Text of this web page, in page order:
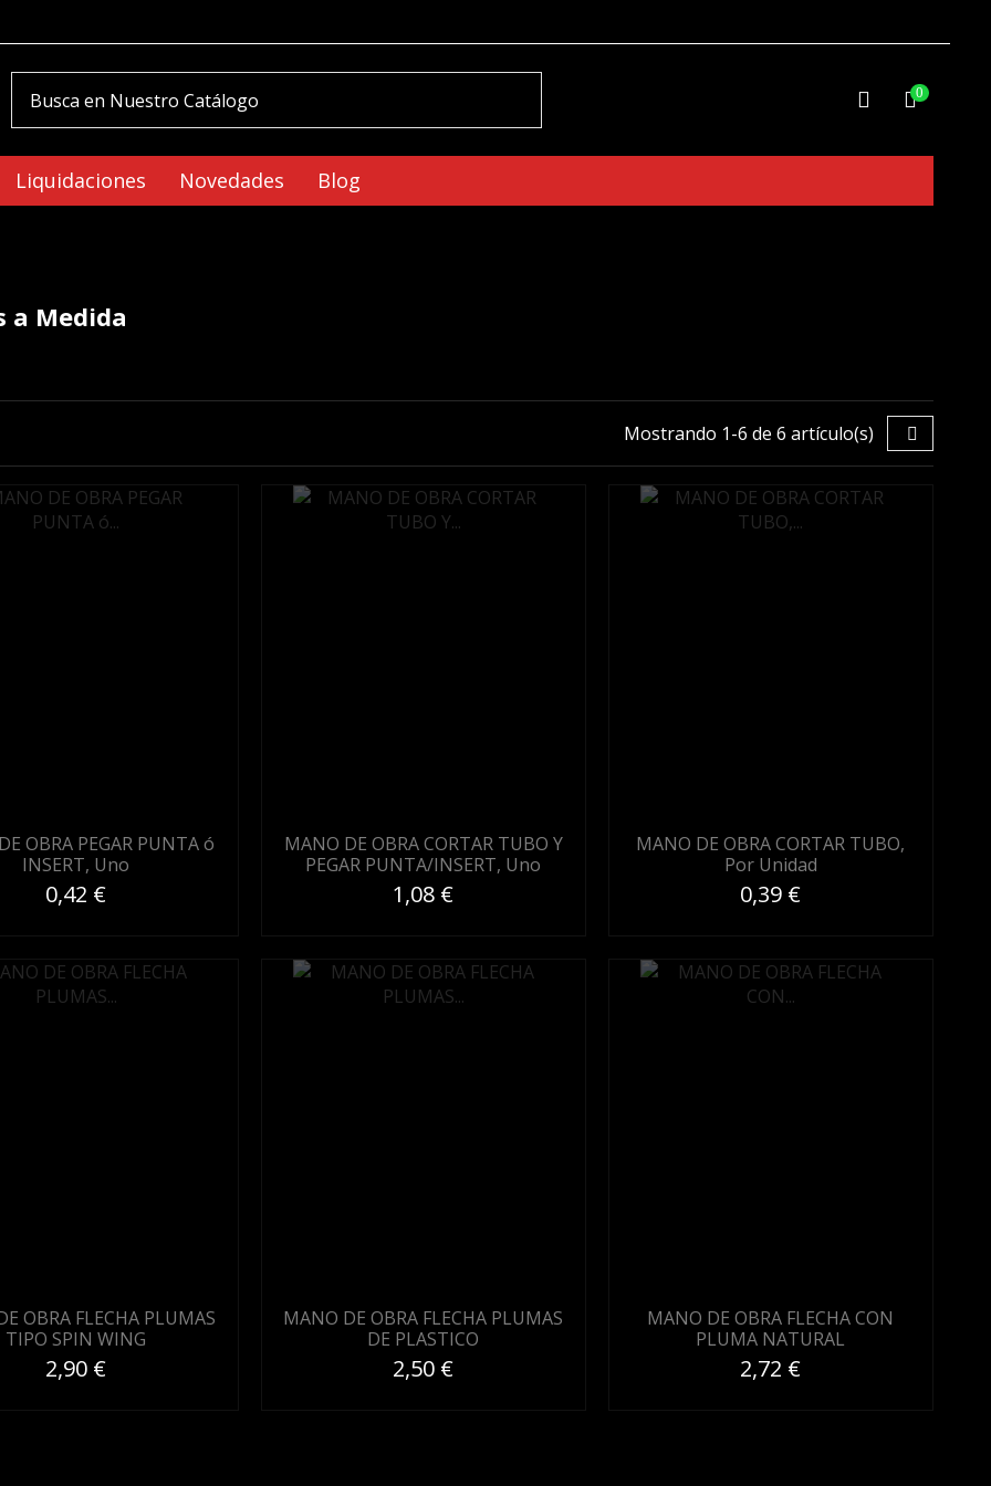
0
Liquidaciones Novedades Blog
a Medida
Mostrando 1-6 de 6 artículo(s)
OBRA PEGAR PUNTA ó
INSERT, Uno
0,42 €
MANO DE OBRA CORTAR TUBO Y
PEGAR PUNTA/INSERT, Uno
1,08 €
MANO DE OBRA CORTAR TUBO,
Por Unidad
0,39 €
OBRA FLECHA PLUMAS
TIPO SPIN WING
2,90 €
MANO DE OBRA FLECHA PLUMAS
DE PLASTICO
2,50 €
MANO DE OBRA FLECHA CON
PLUMA NATURAL
2,72 €